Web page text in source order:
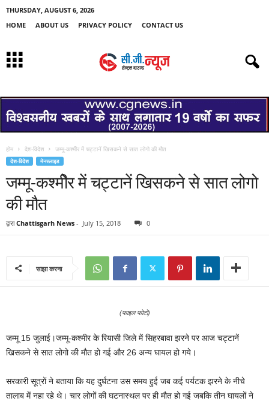
THURSDAY, AUGUST 6, 2026
HOME
ABOUT US PRIVACY POLICY CONTACT US
होम देश-विदेश जम्मू-कश्मीेर में चट्टानें खिसकने से सात लोगो की मौत
देश-विदेश मेनस्लाइड
जम्मू-कश्मीेर में चट्टानें खिसकने से सात लोगो
की मौत
द्वारा Chattisgarh News - July 15, 2018 0
साझा करना
(फाइल फोटो)
जम्मू 15 जुलाई।जम्‍मू-कश्‍मीर के रियासी जिले में सिहरबावा झरने पर आज चट्टानें
खिसकने से सात लोगो की मौत हो गई और 26 अन्‍य घायल हो गये।
सरकारी सूत्रों ने बताया कि यह दुर्घटना उस समय हुई जब कई पर्यटक झरने के नीचे
तालाब में नहा रहे थे। चार लोगों की घटनास्‍थल पर ही मौत हो गई जबकि तीन घायलों ने